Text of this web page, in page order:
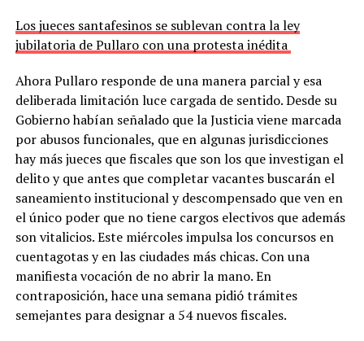
Los jueces santafesinos se sublevan contra la ley
jubilatoria de Pullaro con una protesta inédita
Ahora Pullaro responde de una manera parcial y esa
deliberada limitación luce cargada de sentido. Desde su
Gobierno habían señalado que la Justicia viene marcada
por abusos funcionales, que en algunas jurisdicciones
hay más jueces que fiscales que son los que investigan el
delito y que antes que completar vacantes buscarán el
saneamiento institucional y descompensado que ven en
el único poder que no tiene cargos electivos que además
son vitalicios. Este miércoles impulsa los concursos en
cuentagotas y en las ciudades más chicas. Con una
manifiesta vocación de no abrir la mano. En
contraposición, hace una semana pidió trámites
semejantes para designar a 54 nuevos fiscales.